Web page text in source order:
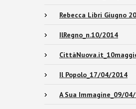
Rebecca Libri Giugno
IlRegno_n.10/2014
Il Popolo_17/04/2014
A Sua Immagine_09/